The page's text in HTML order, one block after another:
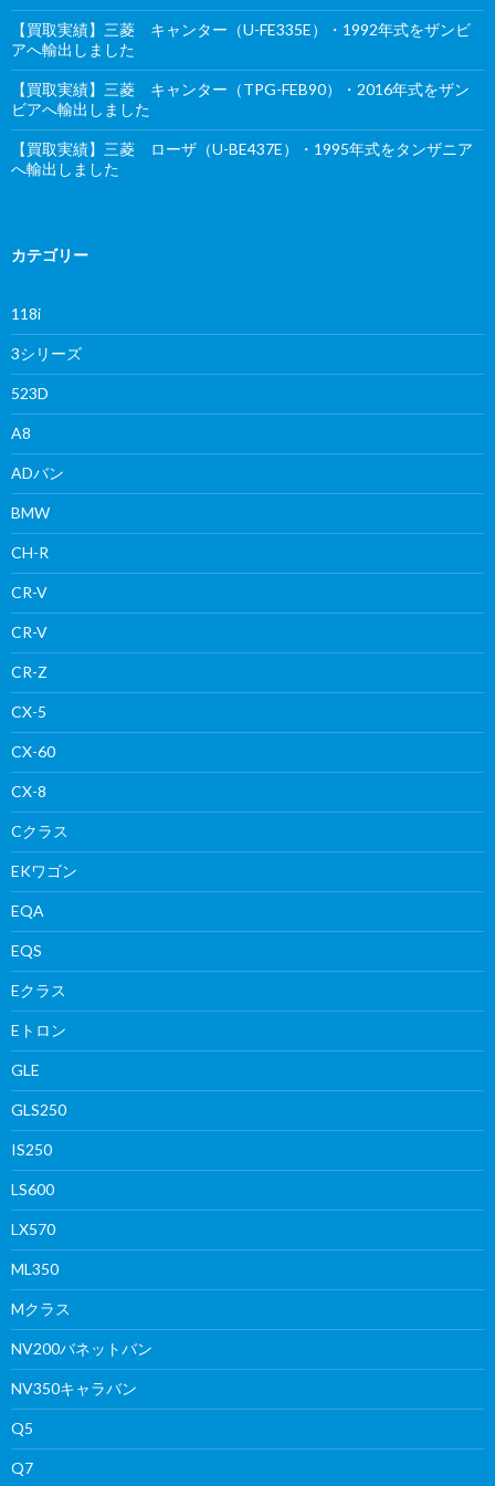
【買取実績】三菱 キャンター（U-FE335E）・1992年式をザンビ
アへ輸出しました
【買取実績】三菱 キャンター（TPG-FEB90）・2016年式をザン
ビアへ輸出しました
【買取実績】三菱 ローザ（U-BE437E）・1995年式をタンザニア
へ輸出しました
カテゴリー
118i
3シリーズ
523D
A8
ADバン
BMW
CH-R
CR-V
CR-V
CR-Z
CX-5
CX-60
CX-8
Cクラス
EKワゴン
EQA
EQS
Eクラス
Eトロン
GLE
GLS250
IS250
LS600
LX570
ML350
Mクラス
NV200バネットバン
NV350キャラバン
Q5
Q7